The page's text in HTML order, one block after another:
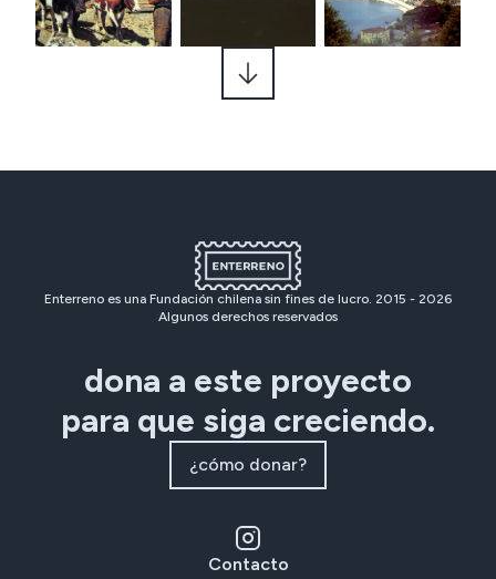
Enterreno es una Fundación chilena sin fines de lucro. 2015 - 2026
Algunos derechos reservados
dona a este proyecto
para que siga creciendo.
¿cómo donar?
Contacto